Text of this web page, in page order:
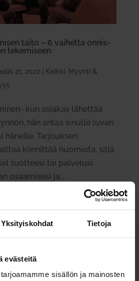
Yksityiskohdat Tietoja
evästeitä
sisällön ja mainosten
taito – 6 vai­hetta onnis­
teke­miseen
21, 2022 Kaikki, Myynti &
kun asiakas lähettää
hän antaa sinulle luvan
hänelle. Tarjouksen
kiinnittää huomiota, sillä
tuotteesi tai palvelusi
osaamisesi ja...